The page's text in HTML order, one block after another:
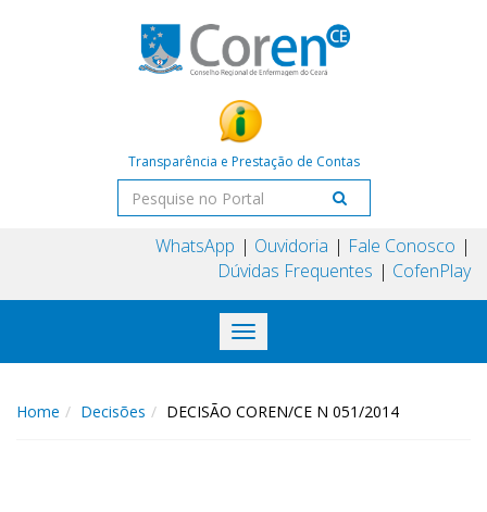
Transparência e Prestação de Contas
WhatsApp Ouvidoria
Fale Conosco
Dúvidas Frequentes
CofenPlay
Toggle
navigation
Home Decisões DECISÃO COREN/CE N 051/2014